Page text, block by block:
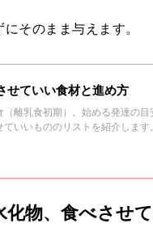
そのまま与えます。
せていい食材と進め方
離乳食初期）。始める発達の目
いいもののリストを紹介します。
化物、食べさせ